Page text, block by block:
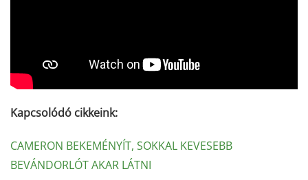
Kapcsolódó cikkeink:
CAMERON BEKEMÉNYÍT, SOKKAL KEVESEBB
BEVÁNDORLÓT AKAR LÁTNI